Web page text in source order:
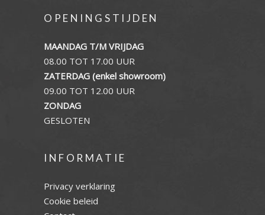
OPENINGSTIJDEN
MAANDAG T/M VRIJDAG
08.00 TOT 17.00 UUR
ZATERDAG (enkel showroom)
09.00 TOT 12.00 UUR
ZONDAG
GESLOTEN
INFORMATIE
Privacy verklaring
Cookie beleid